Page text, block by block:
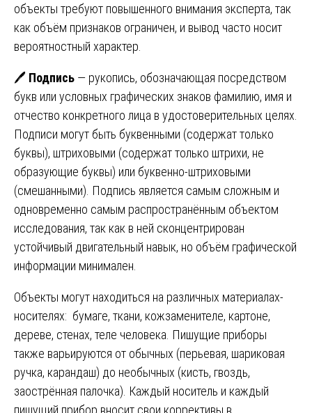
объекты требуют повышенного внимания эксперта, так
как объём признаков ограничен, и вывод часто носит
вероятностный характер.
🖊️ Подпись — рукопись, обозначающая посредством
букв или условных графических знаков фамилию, имя и
отчество конкретного лица в удостоверительных целях.
Подписи могут быть буквенными (содержат только
буквы), штриховыми (содержат только штрихи, не
образующие буквы) или буквенно-штриховыми
(смешанными). Подпись является самым сложным и
одновременно самым распространённым объектом
исследования, так как в ней сконцентрирован
устойчивый двигательный навык, но объём графической
информации минимален.
Объекты могут находиться на различных материалах-
носителях: бумаге, ткани, кожзаменителе, картоне,
дереве, стенах, теле человека. Пишущие приборы
также варьируются от обычных (перьевая, шариковая
ручка, карандаш) до необычных (кисть, гвоздь,
заострённая палочка). Каждый носитель и каждый
пишущий прибор вносит свои коррективы в